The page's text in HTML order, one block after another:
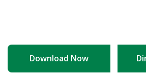
Download Now